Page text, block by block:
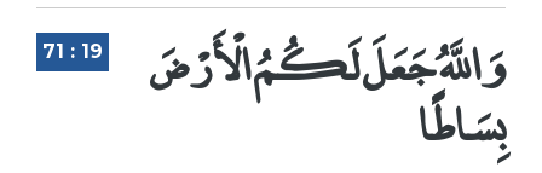
71 : 19 وَاللَّهُ جَعَلَ لَكُمُ الْأَرْضَ
بِسَاطًا